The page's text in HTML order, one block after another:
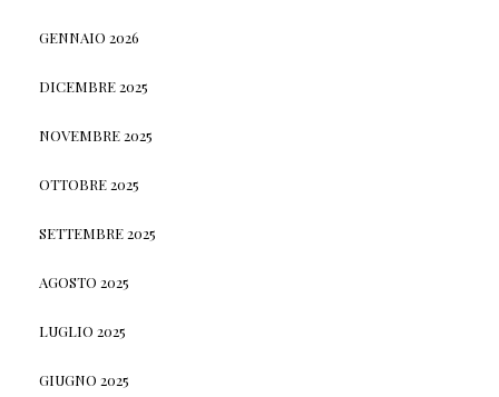
GENNAIO 2026
DICEMBRE 2025
NOVEMBRE 2025
OTTOBRE 2025
SETTEMBRE 2025
AGOSTO 2025
LUGLIO 2025
GIUGNO 2025